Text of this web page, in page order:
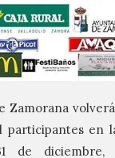
Zamorana
participantes en
de diciembre,